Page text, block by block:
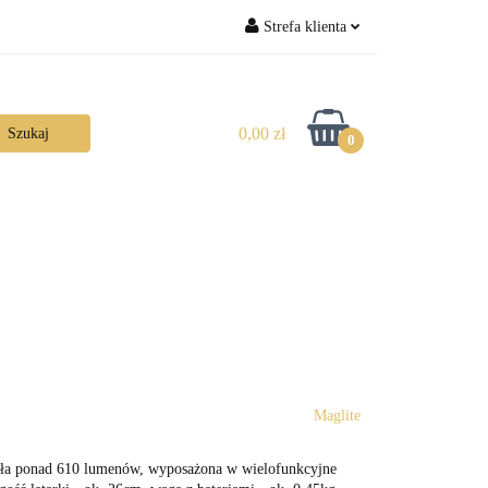
Strefa klienta
Zarejestruj się
Dodaj zgłoszenie
0,00 zł 0
Maglite
ponad 610 lumenów, wyposażona w wielofunkcyjne